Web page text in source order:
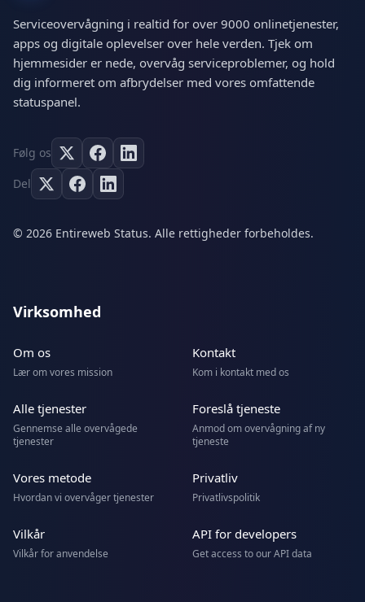
Serviceovervågning i realtid for over 9000 onlinetjenester,
apps og digitale oplevelser over hele verden. Tjek om
hjemmesider er nede, overvåg serviceproblemer, og hold
dig informeret om afbrydelser med vores omfattende
statuspanel.
Følg os
Del
© 2026 Entireweb Status. Alle rettigheder forbeholdes.
Virksomhed
Om os
Lær om vores mission
Kontakt
Kom i kontakt med os
Alle tjenester
Gennemse alle overvågede
tjenester
Foreslå tjeneste
Anmod om overvågning af ny
tjeneste
Vores metode
Hvordan vi overvåger tjenester
Privatliv
Privatlivspolitik
Vilkår
Vilkår for anvendelse
API for developers
Get access to our API data